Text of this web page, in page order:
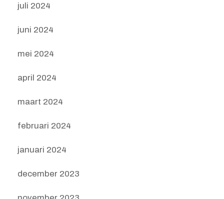
juli 2024
juni 2024
mei 2024
april 2024
maart 2024
februari 2024
januari 2024
december 2023